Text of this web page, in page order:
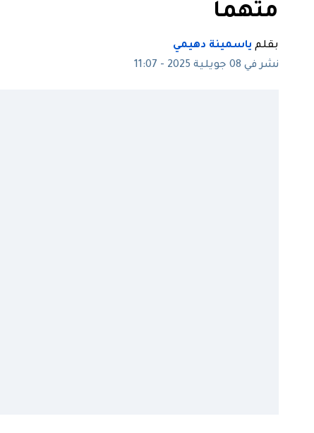
متهما
بقلم ياسمينة دهيمي
نشر في 08 جويلية 2025 - 11:07